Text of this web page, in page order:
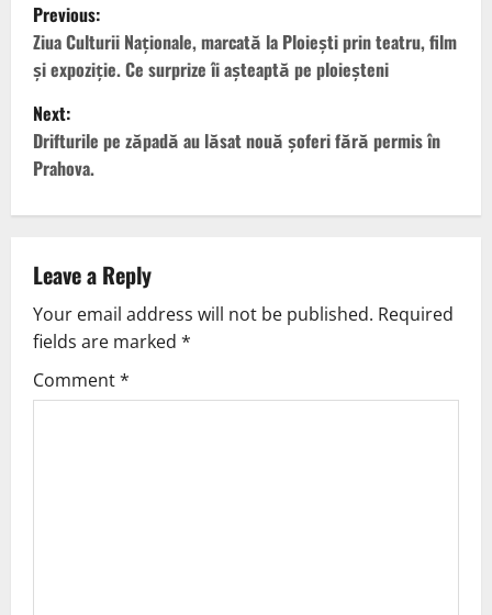
Previous:
Ziua Culturii Naționale, marcată la Ploiești prin teatru, film
și expoziție. Ce surprize îi așteaptă pe ploieșteni
Next:
Drifturile pe zăpadă au lăsat nouă șoferi fără permis în
Prahova.
Leave a Reply
Your email address will not be published. Required
fields are marked *
Comment*